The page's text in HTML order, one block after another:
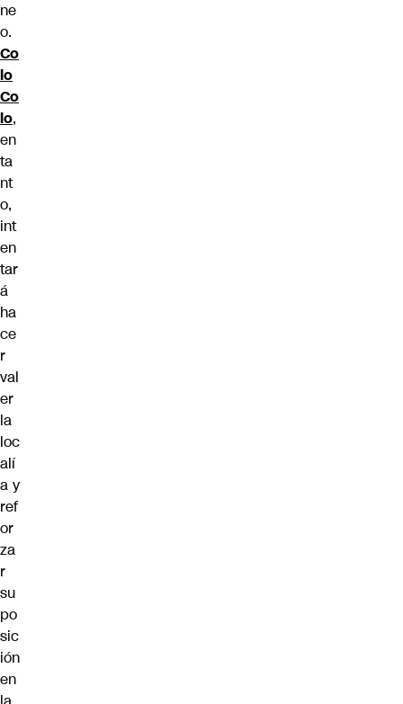
ne
o.
Co
lo
Co
lo,
en
ta
nt
o,
int
en
tar
á
ha
ce
r
val
er
la
loc
alí
a y
ref
or
za
r
su
po
sic
ión
en